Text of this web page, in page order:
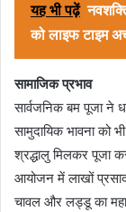
यह भी पढ़ें
को लाइफ टाइम
सामाजिक प्रभाव
सार्वजनिक बम पूजा ने
सामुदायिक भावना को
श्रद्धालु मिलकर पूजा
आयोजन में लाखों
चावल और लड्डू का